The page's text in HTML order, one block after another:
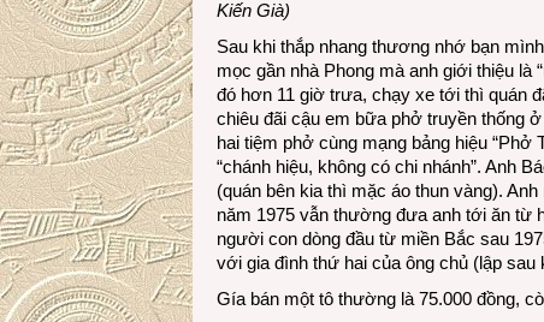
Kiến Già)
Sau khi thắp nhang thương nhớ bạn
mọc gần nhà Phong mà anh giới thiệu là
đó hơn 11 giờ trưa, chạy xe tới thì quán
chiêu đãi cậu em bữa phở truyền thống
hai tiệm phở cùng mạng bảng hiệu “Phở
“chánh hiệu, không có chi nhánh”. Anh
(quán bên kia thì mặc áo thun vàng).
năm 1975 vẫn thường đưa anh tới ăn từ
người con dòng đầu từ miền Bắc sau
với gia đình thứ hai của ông chủ (lập sau
Gía bán một tô thường là 75.000 đồng,